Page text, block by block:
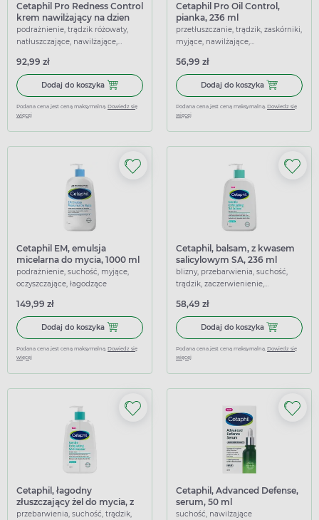
Cetaphil Pro Redness Control
krem nawilżający na dzien
SPF 30, 50 ml
podrażnienie, trądzik różowaty,
natłuszczające, nawilżające,
przeciwświądowe, łagodzące
92,99 zł
Dodaj do koszyka Dodaj do koszyka Cetaphil Pro Redness Control krem
Podana cena jest ceną maksymalną. Dowiedz się
więcej
Cetaphil Pro Oil Control,
pianka, 236 ml
przetłuszczanie, trądzik, zaskórniki,
myjące, nawilżające,
56,99 zł
Dodaj do koszyka Dodaj do
Podana cena jest ceną maksymalną. Dowiedz się
więcej
Cetaphil EM, emulsja
micelarna do mycia, 1000 ml
podrażnienie, suchość, myjące,
oczyszczające, łagodzące
149,99 zł
Dodaj do koszyka Dodaj do koszyka Cetaphil EM, emulsja micelarna do
Podana cena jest ceną maksymalną. Dowiedz się
więcej
Cetaphil, balsam, z kwasem
salicylowym SA, 236 ml
blizny, przebarwienia, suchość,
trądzik, zaczerwienienie,
wygładzające, zmiękczające,
złuszczające
58,49 zł
Dodaj do koszyka Dodaj do
Podana cena jest ceną maksymalną. Dowiedz się
więcej
Cetaphil, łagodny
złuszczający żel do mycia, z
kwasem salicylowym, 236 ml
przebarwienia, suchość, trądzik,
Cetaphil, Advanced Defense,
serum, 50 ml
suchość, nawilżające